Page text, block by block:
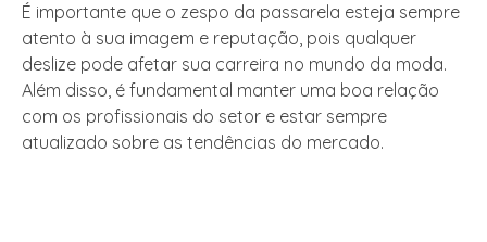
É importante que o zespo da passarela esteja sempre
atento à sua imagem e reputação, pois qualquer
deslize pode afetar sua carreira no mundo da moda.
Além disso, é fundamental manter uma boa relação
com os profissionais do setor e estar sempre
atualizado sobre as tendências do mercado.